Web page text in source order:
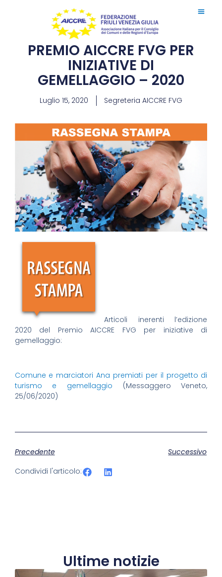
PREMIO AICCRE FVG PER
INIZIATIVE DI
GEMELLAGGIO – 2020
Luglio 15, 2020 Segreteria AICCRE FVG
Articoli inerenti l’edizione
2020 del Premio AICCRE FVG per iniziative di
gemellaggio:
Comune e marciatori Ana premiati per il progetto di
turismo e gemellaggio (Messaggero Veneto,
25/06/2020)
Precedente
Successivo
Condividi l'articolo:
Ultime notizie